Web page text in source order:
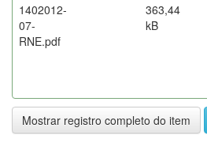
1402012-
07-
RNE.pdf
363,44
kB
Mostrar registro completo do item